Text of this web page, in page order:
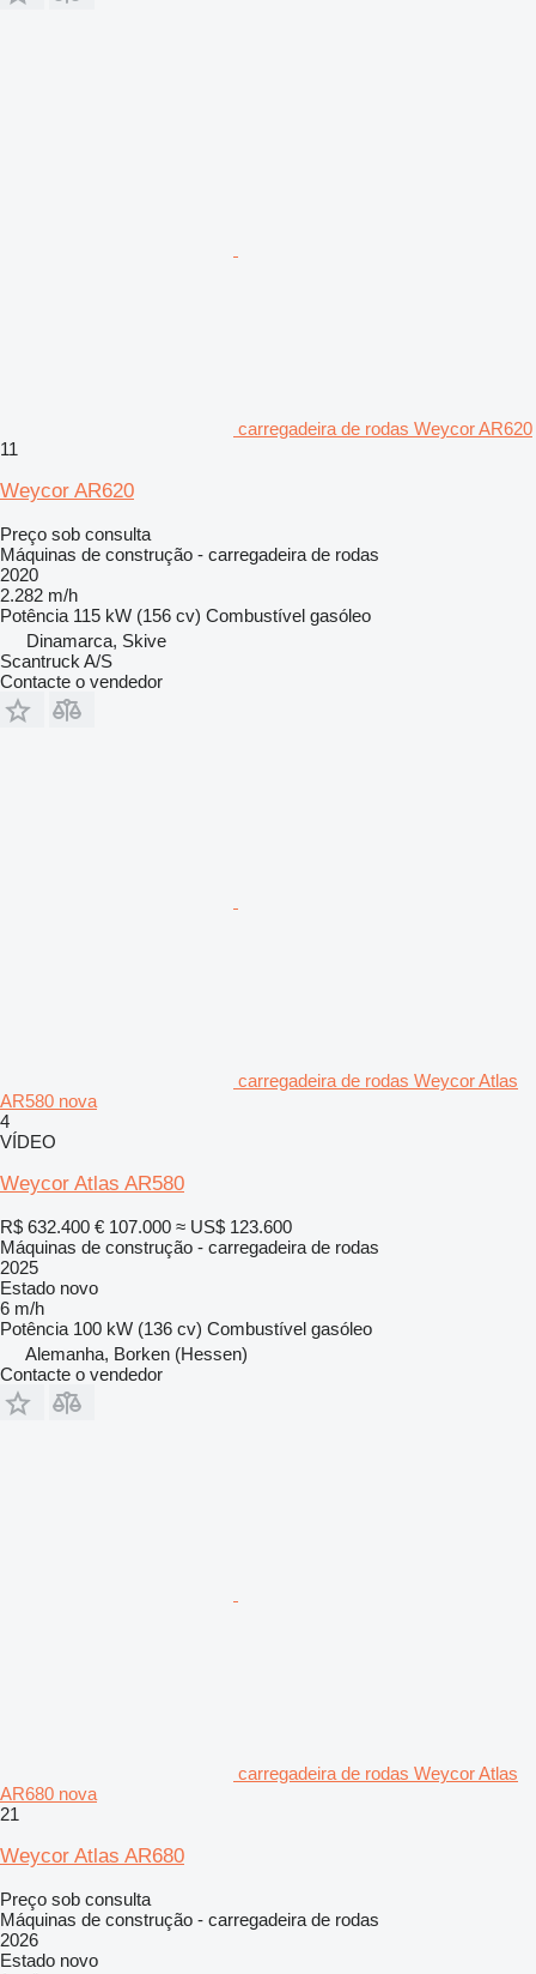
carregadeira de rodas Weycor AR620
11
Weycor AR620
Preço sob consulta
Máquinas de construção - carregadeira de rodas
2020
2.282 m/h
Potência 115 kW (156 cv) Combustível gasóleo
Dinamarca, Skive
Scantruck A/S
Contacte o vendedor
carregadeira de rodas Weycor Atlas
AR580 nova
4
VÍDEO
Weycor Atlas AR580
R$ 632.400 € 107.000 ≈ US$ 123.600
Máquinas de construção - carregadeira de rodas
2025
Estado novo
6 m/h
Potência 100 kW (136 cv) Combustível gasóleo
Alemanha, Borken (Hessen)
Contacte o vendedor
carregadeira de rodas Weycor Atlas
AR680 nova
21
Weycor Atlas AR680
Preço sob consulta
Máquinas de construção - carregadeira de rodas
2026
Estado novo